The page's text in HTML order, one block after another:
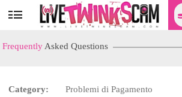
User
status
Frequently Asked Questions
Category:
Problemi di Pagamento